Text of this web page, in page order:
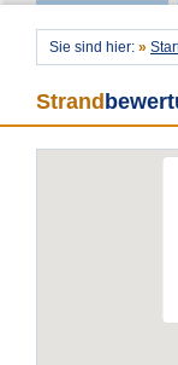
Sie sind hier: »
Strand